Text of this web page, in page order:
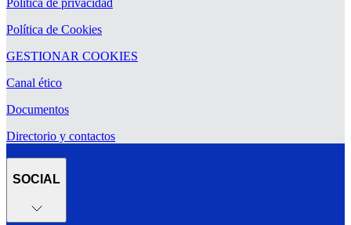
Política de Cookies
GESTIONAR COOKIES
Canal ético
Documentos
Directorio y contactos
SOCIAL